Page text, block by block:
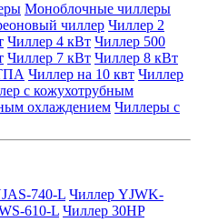
Моноблочные чиллеры
чиллер Чиллер 2
Чиллер 4 кВт Чиллер 500
Чиллер 7 кВт Чиллер 8 кВт
Чиллер на 10 квт Чиллер
с кожухотрубным
охлаждением Чиллеры с
740-L Чиллер YJWK-
610-L Чиллер 30HP